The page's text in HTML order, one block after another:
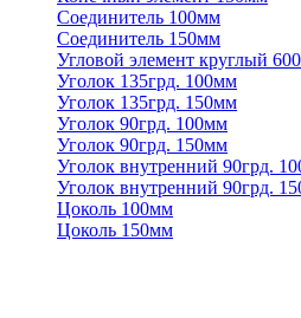
Соединитель 100мм
Соединитель 150мм
Угловой элемент круглый
Уголок 135грд. 100мм
Уголок 135грд. 150мм
Уголок 90грд. 100мм
Уголок 90грд. 150мм
Уголок внутренний 90грд.
Уголок внутренний 90грд.
Цоколь 100мм
Цоколь 150мм